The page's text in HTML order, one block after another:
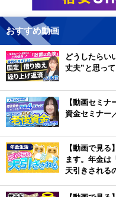
おすすめ動画
どうしたらい
丈夫”と思っ
【動画セミナ
資金セミナー
【動画で見る
ます。年金は
天引きされる